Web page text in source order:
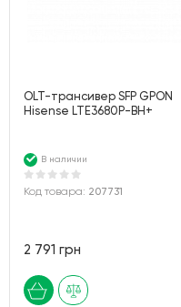
OLT-трансивер SFP GPON
Hisense LTE3680P-BH+
В наличии
Код товара: 207731
2 791 грн